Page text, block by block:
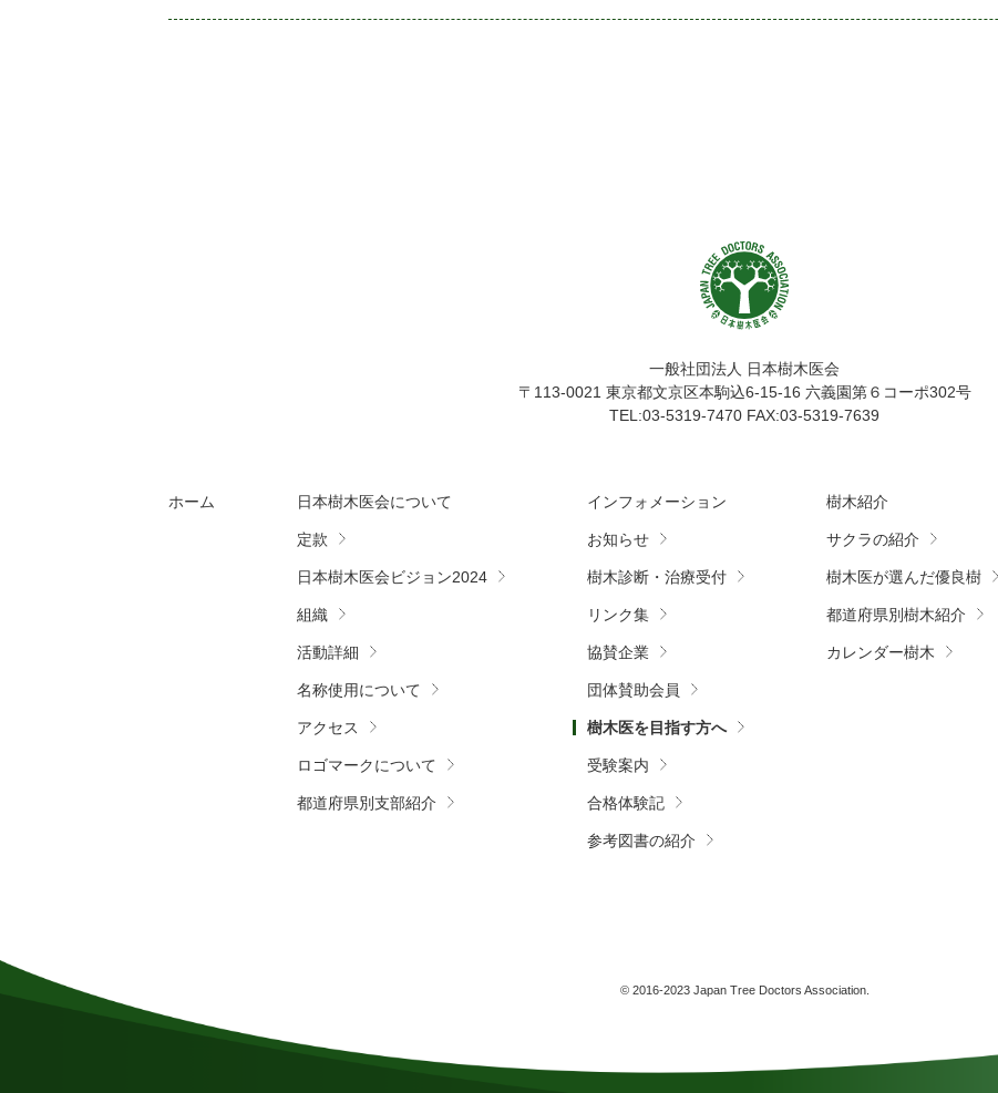
一般社団法人 日本樹木医会
〒113-0021 東京都文京区本駒込6-15-16 六義園第６コーポ302号
TEL:03-5319-7470 FAX:03-5319-7639
ホーム 日本樹木医会について
定款
日本樹木医会ビジョン2024
組織
活動詳細
名称使用について
アクセス
ロゴマークについて
都道府県別支部紹介
インフォメーション
お知らせ
樹木診断・治療受付
リンク集
協賛企業
団体賛助会員
樹木医を目指す方へ
受験案内
合格体験記
参考図書の紹介
樹木紹介
サクラの紹介
樹木医が選んだ優良樹
都道府県別樹木紹介
カレンダー樹木
© 2016-2023 Japan Tree Doctors Association.